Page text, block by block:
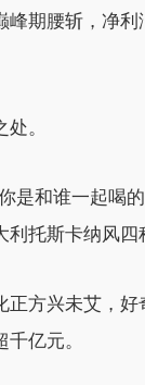
期腰斩，净
。
是和谁一起喝
托斯卡纳风
方兴未艾，
亿元。